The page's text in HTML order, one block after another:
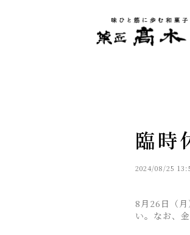
臨時
2024/08/25
8月26日（
い。なお、